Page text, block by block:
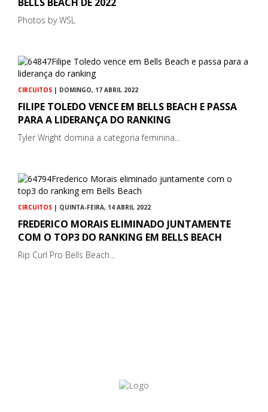
Photos by WSL
CIRCUITOS | DOMINGO, 17 ABRIL 2022
FILIPE TOLEDO VENCE EM BELLS BEACH E PASSA
PARA A LIDERANÇA DO RANKING
Tyler Wright domina a categoria feminina...
CIRCUITOS | QUINTA-FEIRA, 14 ABRIL 2022
FREDERICO MORAIS ELIMINADO JUNTAMENTE
COM O TOP3 DO RANKING EM BELLS BEACH
Rip Curl Pro Bells Beach...